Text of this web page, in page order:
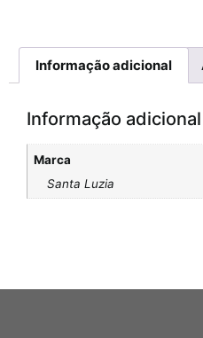
Informação adicional
Informação adicional
Marca
Santa Luzia